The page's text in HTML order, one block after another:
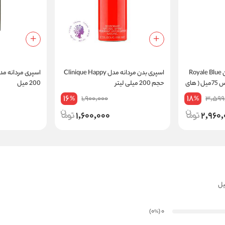
ادکلن مردانه رویال بلو من Royale Blue
men ادوپرفیوم هارد باکس 75میل ( های
18%
اسپری بدن مردانه مدل Clinique Happy
حجم 200 میلی لیتر
1,900,000
16%
1,600,000
200 میل
0
(0
%
)